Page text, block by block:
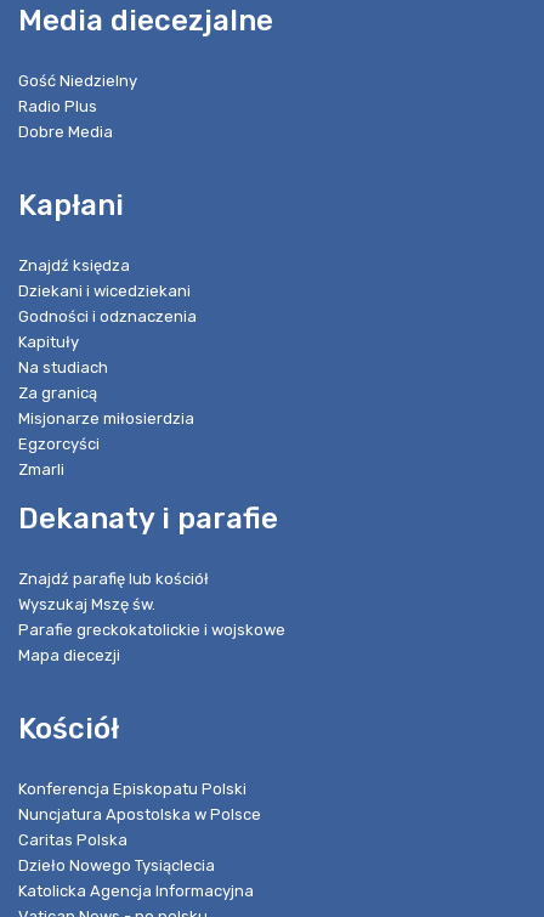
Media diecezjalne
Gość Niedzielny
Radio Plus
Dobre Media
Kapłani
Znajdź księdza
Dziekani i wicedziekani
Godności i odznaczenia
Kapituły
Na studiach
Za granicą
Misjonarze miłosierdzia
Egzorcyści
Zmarli
Dekanaty i parafie
Znajdź parafię lub kościół
Wyszukaj Mszę św.
Parafie greckokatolickie i wojskowe
Mapa diecezji
Kościół
Konferencja Episkopatu Polski
Nuncjatura Apostolska w Polsce
Caritas Polska
Dzieło Nowego Tysiąclecia
Katolicka Agencja Informacyjna